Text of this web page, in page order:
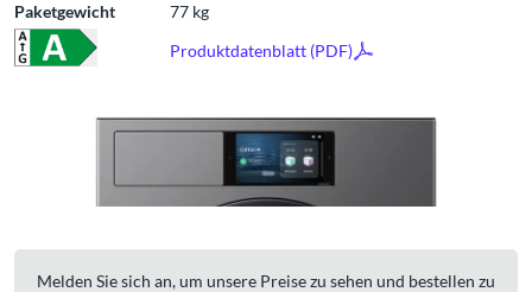
Paketgewicht
77 kg
Produktdatenblatt (PDF)
Melden Sie sich an, um unsere Preise zu sehen und bestellen zu